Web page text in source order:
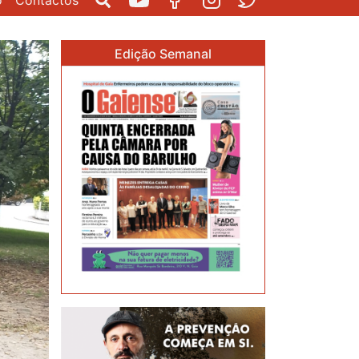
Edição Semanal